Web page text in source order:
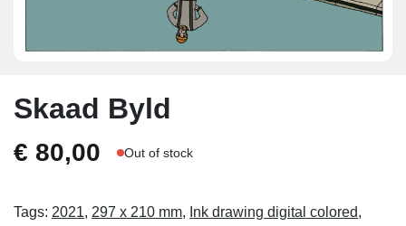
Skaad Byld
€ 80,00 Out of stock
Tags: 2021, 297 x 210 mm, Ink drawing digital colored,